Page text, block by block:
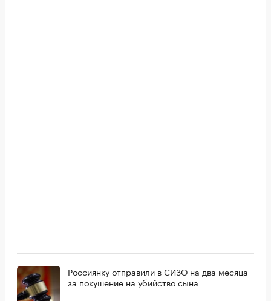
Россиянку отправили в СИЗО на два месяца
за покушение на убийство сына